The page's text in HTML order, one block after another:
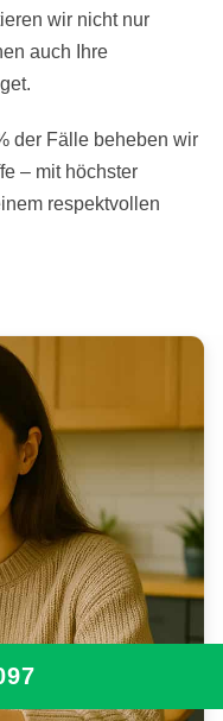
wir nicht nur
auch Ihre
der Fälle beheben wir
– mit höchster
respektvollen